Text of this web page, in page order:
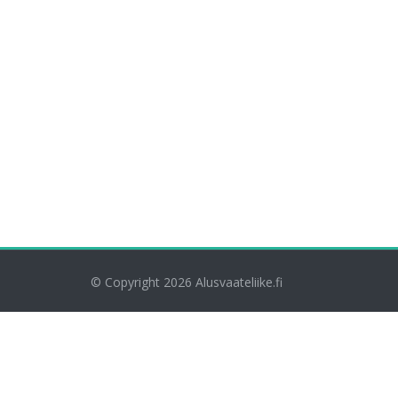
© Copyright 2026 Alusvaateliike.fi